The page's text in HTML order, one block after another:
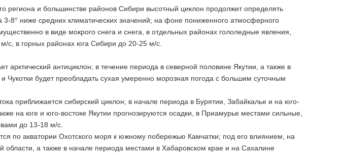
региона и большинстве районов Сибири высотный циклон продолжит определять
3-8° ниже средних климатических значений; на фоне пониженного атмосферного
в виде мокрого снега и снега, в отдельных районах гололедные явления,
с, в горных районах юга Сибири до 20-25 м/с.
арктический антициклон; в течение периода в северной половине Якутии, а также в
Чукотки будет преобладать сухая умеренно морозная погода с большим суточным
приближается сибирский циклон; в начале периода в Бурятии, Забайкалье и на юго-
юге и юго-востоке Якутии прогнозируются осадки, в Приамурье местами сильные,
до 13-18 м/с.
по акватории Охотского моря к южному побережью Камчатки; под его влиянием, на
области, а также в начале периода местами в Хабаровском крае и на Сахалине